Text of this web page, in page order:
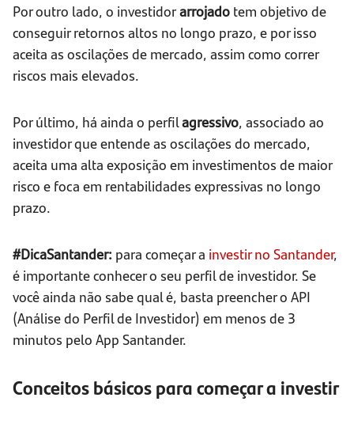
Por outro lado, o investidorarrojado tem objetivo de
conseguir retornos altos no longo prazo, e por isso
aceita as oscilações de mercado, assim como correr
riscos mais elevados.
Por último, há ainda o perfilagressivo, associado ao
investidor que entende as oscilações do mercado,
aceita uma alta exposição em investimentos de maior
risco e foca em rentabilidades expressivas no longo
prazo.
#DicaSantander: para começar a investir no Santander,
é importante conhecer o seu perfil de investidor. Se
você ainda não sabe qual é, basta preencher o API
(Análise do Perfil de Investidor) em menos de 3
minutos pelo App Santander.
Conceitos básicos para começar a investir